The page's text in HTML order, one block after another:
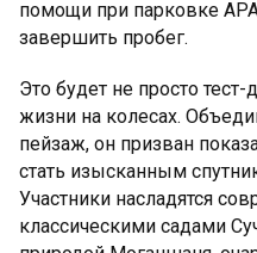
помощи при парковке
завершить пробег.
Это будет не просто
жизни на колесах.
пейзаж, он призван
стать изысканным
Участники насладятся
классическими садами